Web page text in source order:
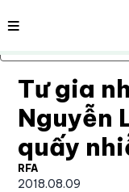
Bỏ qua nội dung
Nội dung
Tư gia
Nguyễn
quấy
RFA
2018.08.09